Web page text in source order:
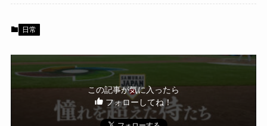
e
b
o
k
er
日常
この記事が気に入ったら
フォローしてね！